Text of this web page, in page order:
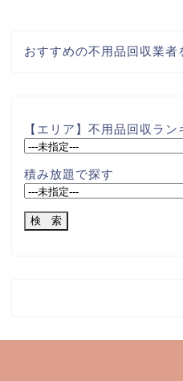
おすすめの不用品回収業者
【エリア】不用品回収ラ
積み放題で探す